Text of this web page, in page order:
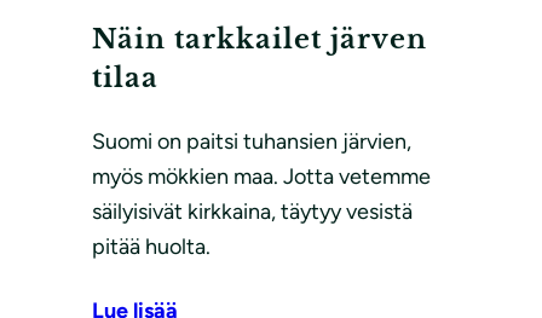
Näin tarkkailet järven
tilaa
Suomi on paitsi tuhansien järvien,
myös mökkien maa. Jotta vetemme
säilyisivät kirkkaina, täytyy vesistä
pitää huolta.
Lue lisää